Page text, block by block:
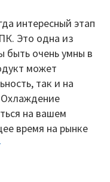
интересный этап
Это одна из
быть очень умны в
может
так и на
на вашем
время на рынке